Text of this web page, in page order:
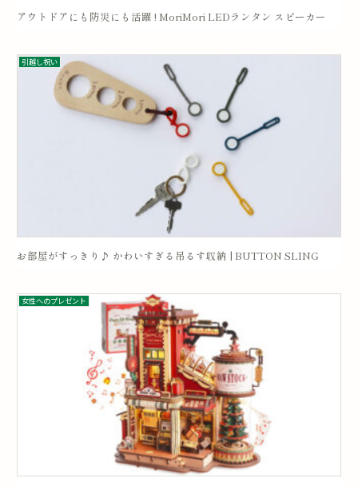
アウトドアにも防災にも活躍 ! MoriMori LEDランタン スピーカー
引越し祝い
お部屋がすっきり♪ かわいすぎる吊るす収納 | BUTTON SLING
女性へのプレゼント